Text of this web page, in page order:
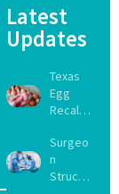
Latest
Updates
Texas
Egg
Recall
s as
Salmon
ella
Surgeo
n
Struck